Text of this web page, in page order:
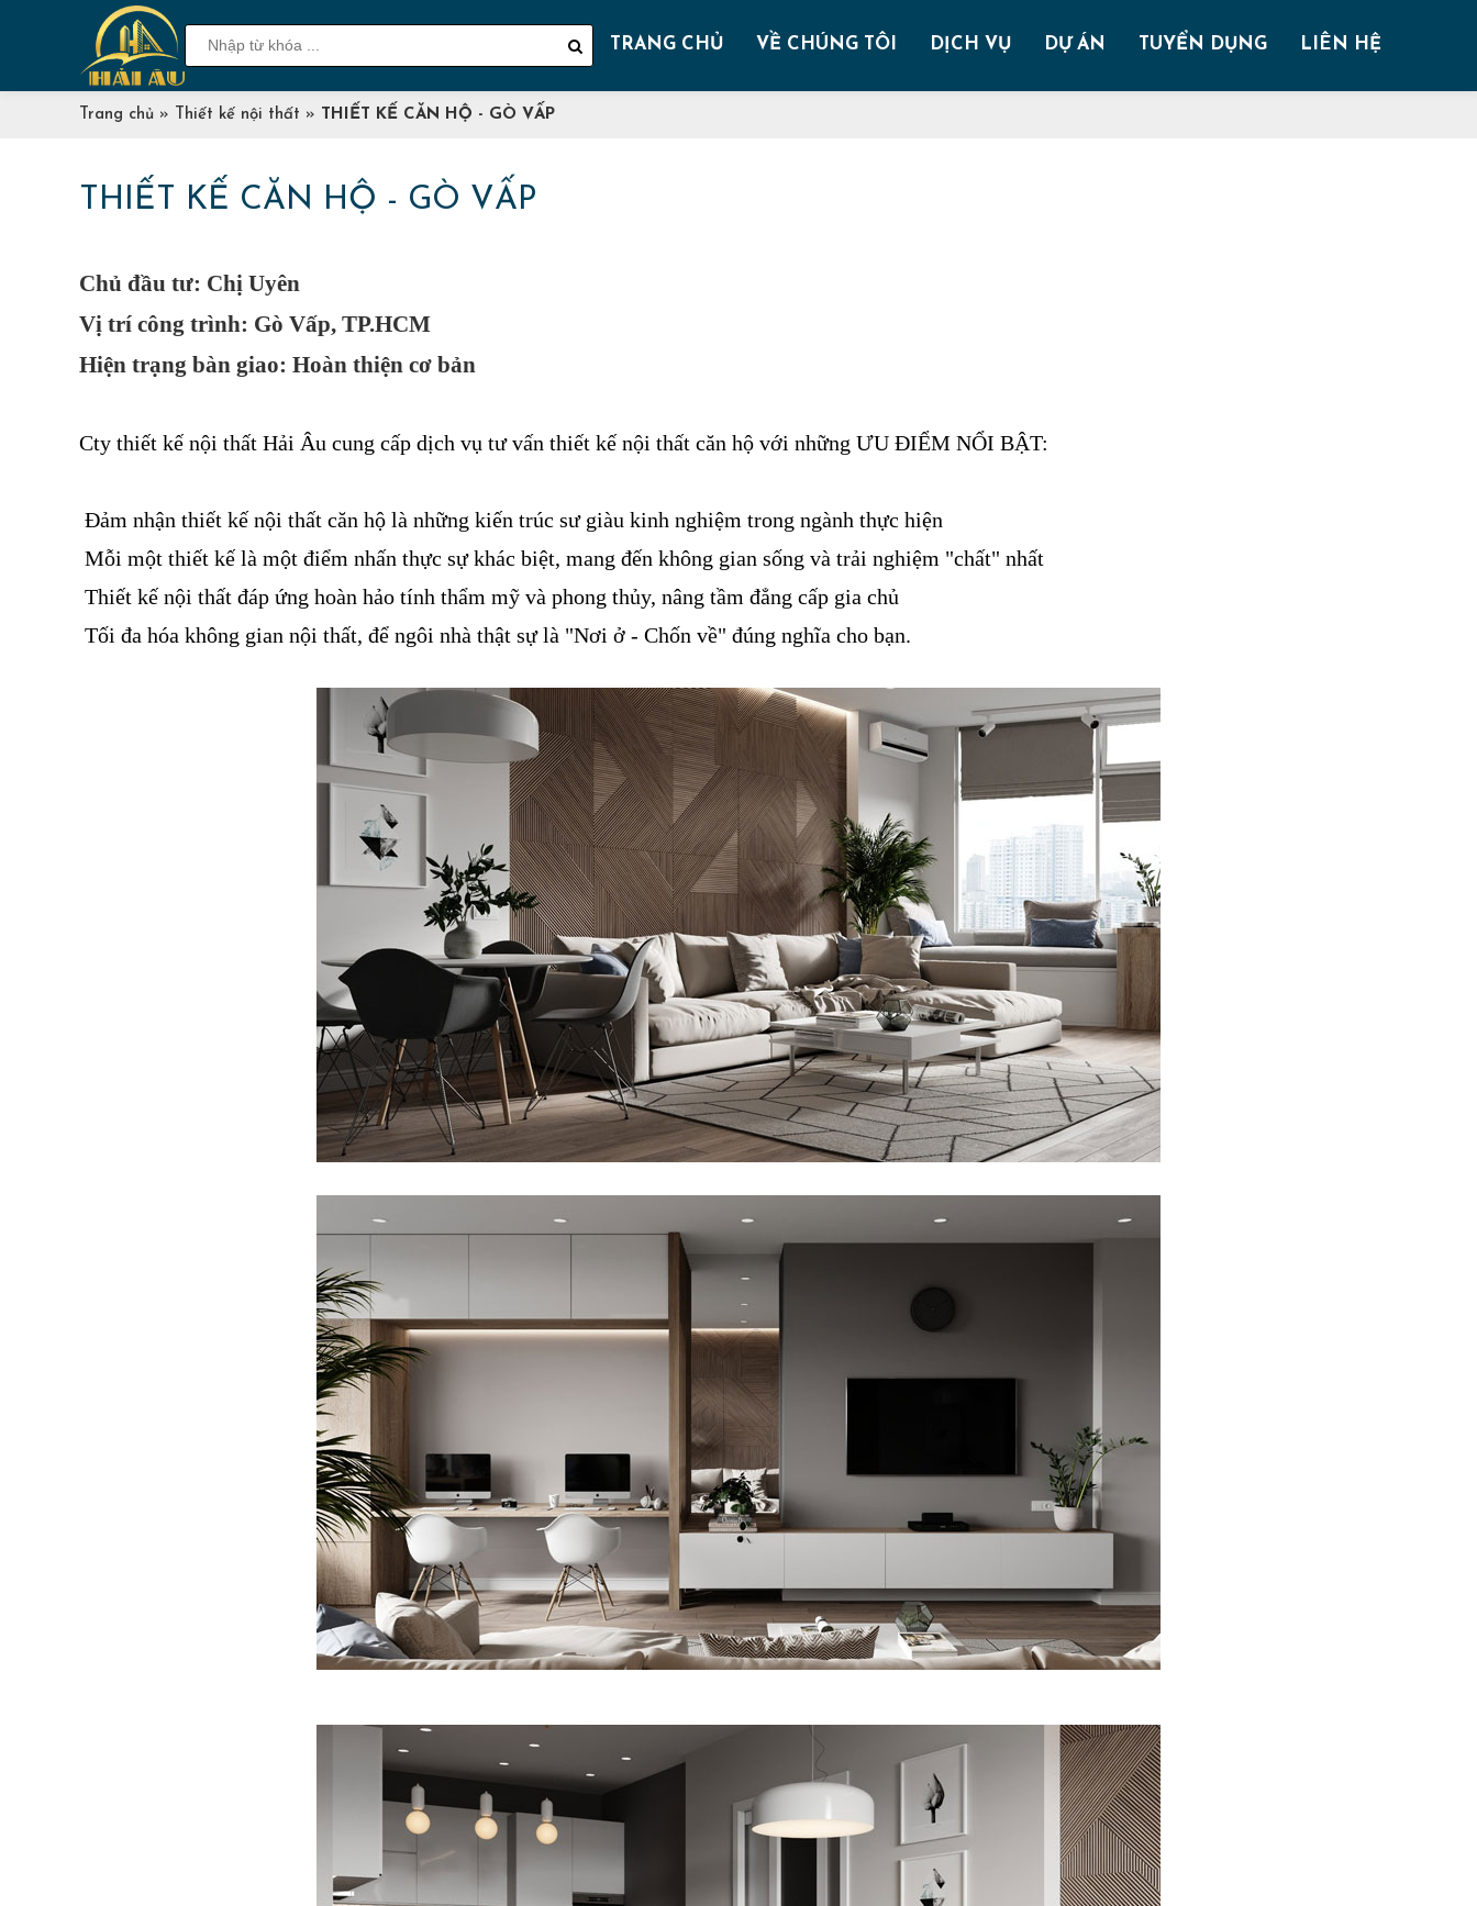
TRANG CHỦ VỀ CHÚNG TÔI DỊCH VỤ DỰ ÁN TUYỂN DỤNG LIÊN HỆ
Trang chủ » Thiết kế nội thất » THIẾT KẾ CĂN HỘ - GÒ VẤP
THIẾT KẾ CĂN HỘ - GÒ VẤP
Chủ đầu tư: Chị Uyên
Vị trí công trình: Gò Vấp, TP.HCM
Hiện trạng bàn giao: Hoàn thiện cơ bản
Cty thiết kế nội thất Hải Âu cung cấp dịch vụ tư vấn thiết kế nội thất căn hộ với những ƯU ĐIỂM NỔI BẬT:
Đảm nhận thiết kế nội thất căn hộ là những kiến trúc sư giàu kinh nghiệm trong ngành thực hiện
Mỗi một thiết kế là một điểm nhấn thực sự khác biệt, mang đến không gian sống và trải nghiệm "chất" nhất
Thiết kế nội thất đáp ứng hoàn hảo tính thẩm mỹ và phong thủy, nâng tầm đẳng cấp gia chủ
Tối đa hóa không gian nội thất, để ngôi nhà thật sự là "Nơi ở - Chốn về" đúng nghĩa cho bạn.